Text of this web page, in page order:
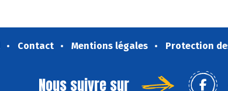
Contact Mentions légales Protection
Nous suivre sur